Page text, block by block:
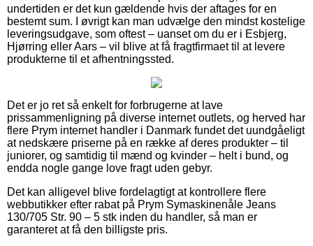
undertiden er det kun gældende hvis der aftages for en
bestemt sum. I øvrigt kan man udvælge den mindst kostelige
leveringsudgave, som oftest – uanset om du er i Esbjerg,
Hjørring eller Aars – vil blive at få fragtfirmaet til at levere
produkterne til et afhentningssted.
Det er jo ret så enkelt for forbrugerne at lave
prissammenligning på diverse internet outlets, og herved har
flere Prym internet handler i Danmark fundet det uundgåeligt
at nedskære priserne på en række af deres produkter – til
juniorer, og samtidig til mænd og kvinder – helt i bund, og
endda nogle gange love fragt uden gebyr.
Det kan alligevel blive fordelagtigt at kontrollere flere
webbutikker efter rabat på Prym Symaskinenåle Jeans
130/705 Str. 90 – 5 stk inden du handler, så man er
garanteret at få den billigste pris.